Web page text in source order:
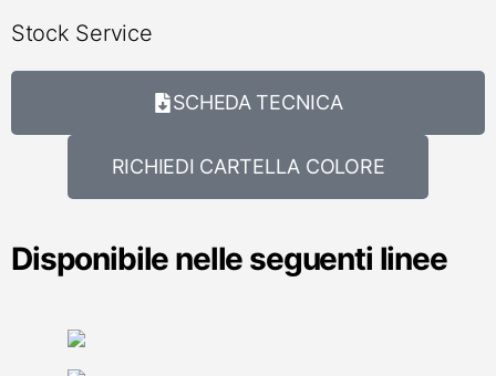
Stock Service
SCHEDA TECNICA
RICHIEDI CARTELLA COLORE
Disponibile nelle seguenti linee